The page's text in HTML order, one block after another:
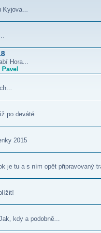
Kyjova...
Hora...
Pavel
po deváté...
2015
je tu a s ním opět připravovaný
kdy a podobně...